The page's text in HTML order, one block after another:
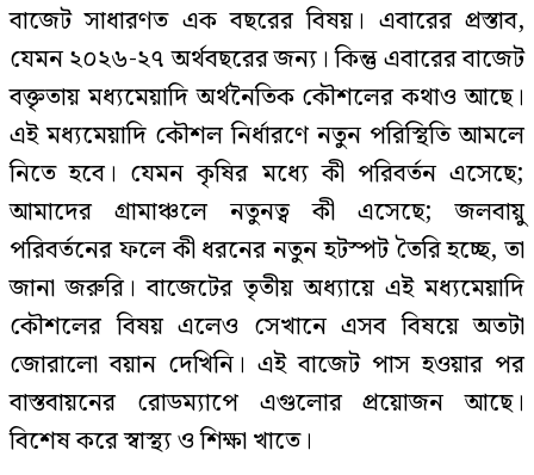
বাজেট সাধারণত এক বছরের বিষয়। এবারের প্রস্তাব,
যেমন ২০২৬-২৭ অর্থবছরের জন্য। কিন্তু এবারের বাজেট
বক্তৃতায় মধ্যমেয়াদি অর্থনৈতিক কৌশলের কথাও আছে।
এই মধ্যমেয়াদি কৌশল নির্ধারণে নতুন পরিস্থিতি আমলে
নিতে হবে। যেমন কৃষির মধ্যে কী পরিবর্তন এসেছে;
আমাদের গ্রামাঞ্চলে নতুনত্ব কী এসেছে; জলবায়ু
পরিবর্তনের ফলে কী ধরনের নতুন হটস্পট তৈরি হচ্ছে, তা
জানা জরুরি। বাজেটের তৃতীয় অধ্যায়ে এই মধ্যমেয়াদি
কৌশলের বিষয় এলেও সেখানে এসব বিষয়ে অতটা
জোরালো বয়ান দেখিনি। এই বাজেট পাস হওয়ার পর
বাস্তবায়নের রোডম্যাপে এগুলোর প্রয়োজন আছে।
বিশেষ করে স্বাস্থ্য ও শিক্ষা খাতে।